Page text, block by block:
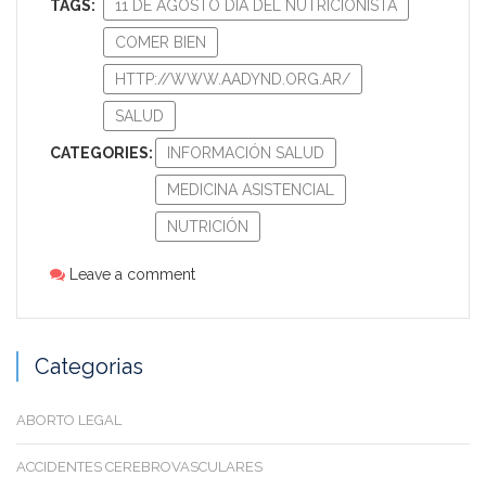
TAGS: 11 DE AGOSTO DIA DEL NUTRICIONISTA
COMER BIEN
HTTP://WWW.AADYND.ORG.AR/
SALUD
CATEGORIES: INFORMACIÓN SALUD
MEDICINA ASISTENCIAL
NUTRICIÓN
Leave a comment
Categorias
ABORTO LEGAL
ACCIDENTES CEREBROVASCULARES